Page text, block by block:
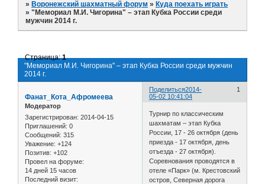
»Воронежский шахматный форум »Куда поехать играть
»"Мемориал М.И. Чигорина" – этап Кубка России среди
мужчин 2014 г.
"Мемориал М.И. Чигорина" – этап Кубка России среди мужчин
2014 г.
Страница:1
Поделиться 1
2014-
05-02 10:41:04
Фанат_Кота_Афромеева
Модератор
Зарегистрирован: 2014-04-15
Приглашений: 0
Сообщений: 315
Уважение: +124
Позитив: +102
Провел на форуме:
14 дней 15 часов
Последний визит:
Турнир по классическим
шахматам – этап Кубка
России, 17 - 26 октября (день
приезда - 17 октября, день
отъезда - 27 октября).
Соревнования проводятся в
отеле «Парк» (м. Крестовский
остров, Северная дорога